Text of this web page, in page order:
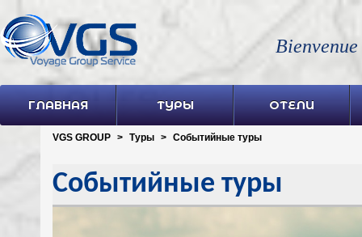
ГЛАВНАЯ ТУРЫ ОТЕЛИ
VGS GROUP > Туры > Событийные туры
Событийные туры